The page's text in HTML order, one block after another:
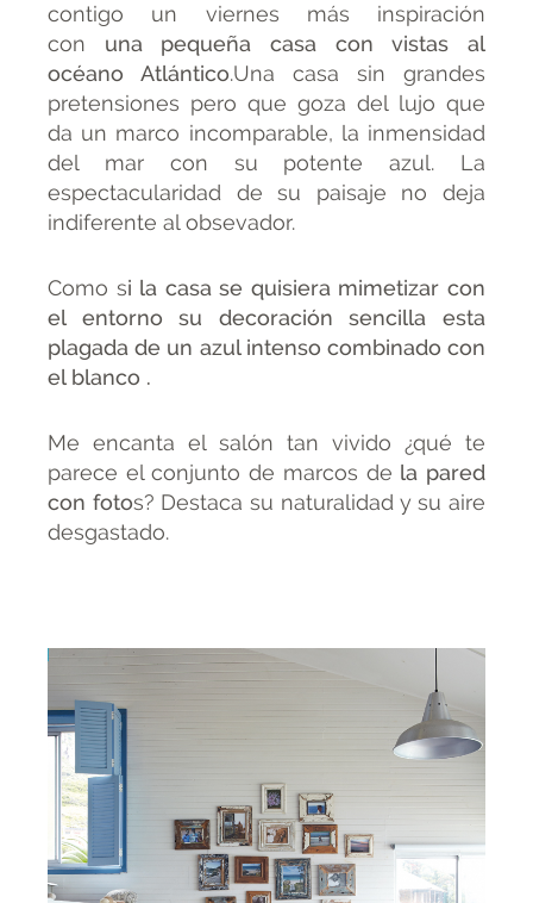
contigo un viernes más inspiración
con una pequeña casa con vistas al
océano Atlántico.Una casa sin grandes
pretensiones pero que goza del lujo que
da un marco incomparable, la inmensidad
del mar con su potente azul. La
espectacularidad de su paisaje no deja
indiferente al obsevador.
Como si la casa se quisiera mimetizar con
el entorno su decoración sencilla esta
plagada de un azul intenso combinado con
el blanco .
Me encanta el salón tan vivido ¿qué te
parece el conjunto de marcos de la pared
con fotos? Destaca su naturalidad y su aire
desgastado.